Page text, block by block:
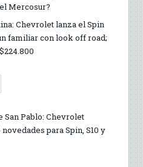
Mercosur?
Chevrolet lanza el Spin
familiar con look off road;
San Pablo: Chevrolet
para Spin, S10 y